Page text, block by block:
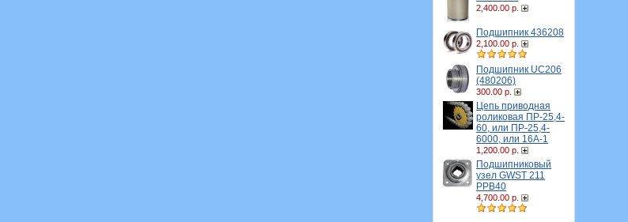
2,400.00 р.
Подшипник 436208
2,100.00 р.
Подшипник UC206
(480206)
300.00 р.
Цепь приводная
роликовая ПР-25,4-
60, или ПР-25,4-
6000, или 16A-1
1,200.00 р.
Подшипниковый
узел GWST 211
PPB40
4,700.00 р.